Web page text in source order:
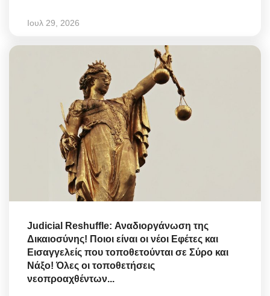
Ιουλ 29, 2026
Judicial Reshuffle: Αναδιοργάνωση της
Δικαιοσύνης! Ποιοι είναι οι νέοι Εφέτες και
Εισαγγελείς που τοποθετούνται σε Σύρο και
Νάξο! Όλες οι τοποθετήσεις
νεοπροαχθέντων...